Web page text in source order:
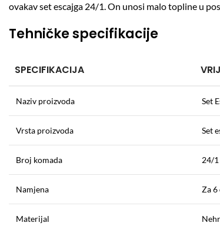
ovakav set escajga 24/1. On unosi malo topline u
Tehničke specifikacije
SPECIFIKACIJA
Naziv proizvoda Set
Vrsta proizvoda Set
Broj komada 24/1
Namjena Za 6
Materijal